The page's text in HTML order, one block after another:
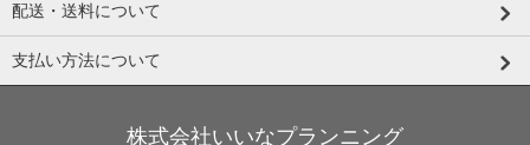
配送・送料について
支払い方法について
株式会社いいなプランニング